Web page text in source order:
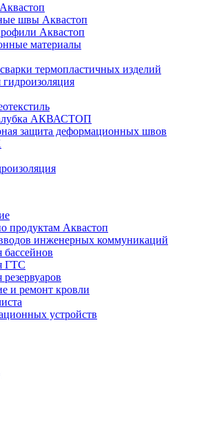
швы Аквастоп
Аквастоп
материалы
термопластичных изделий
АКВАСТОП
защита деформационных швов
продуктам Аквастоп
инженерных коммуникаций
бассейнов
ГТС
и ремонт кровли
устройств